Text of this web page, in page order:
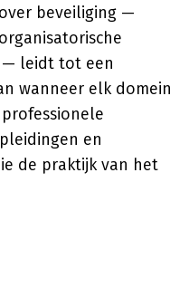
beveiliging —
— leidt tot een
wanneer elk domein
en
de praktijk van het